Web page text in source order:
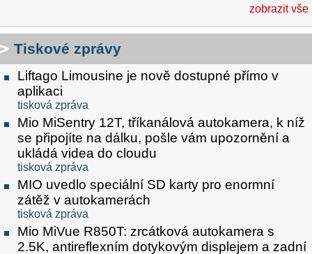
zobrazit vše
Tiskové zprávy
Liftago Limousine je nově dostupné přímo v
aplikaci
tisková zpráva
Mio MiSentry 12T, tříkanálová autokamera, k níž
se připojíte na dálku, pošle vám upozornění a
ukládá videa do cloudu
tisková zpráva
MIO uvedlo speciální SD karty pro enormní
zátěž v autokamerách
tisková zpráva
Mio MiVue R850T: zrcátková autokamera s
2.5K, antireflexním dotykovým displejem a zadní